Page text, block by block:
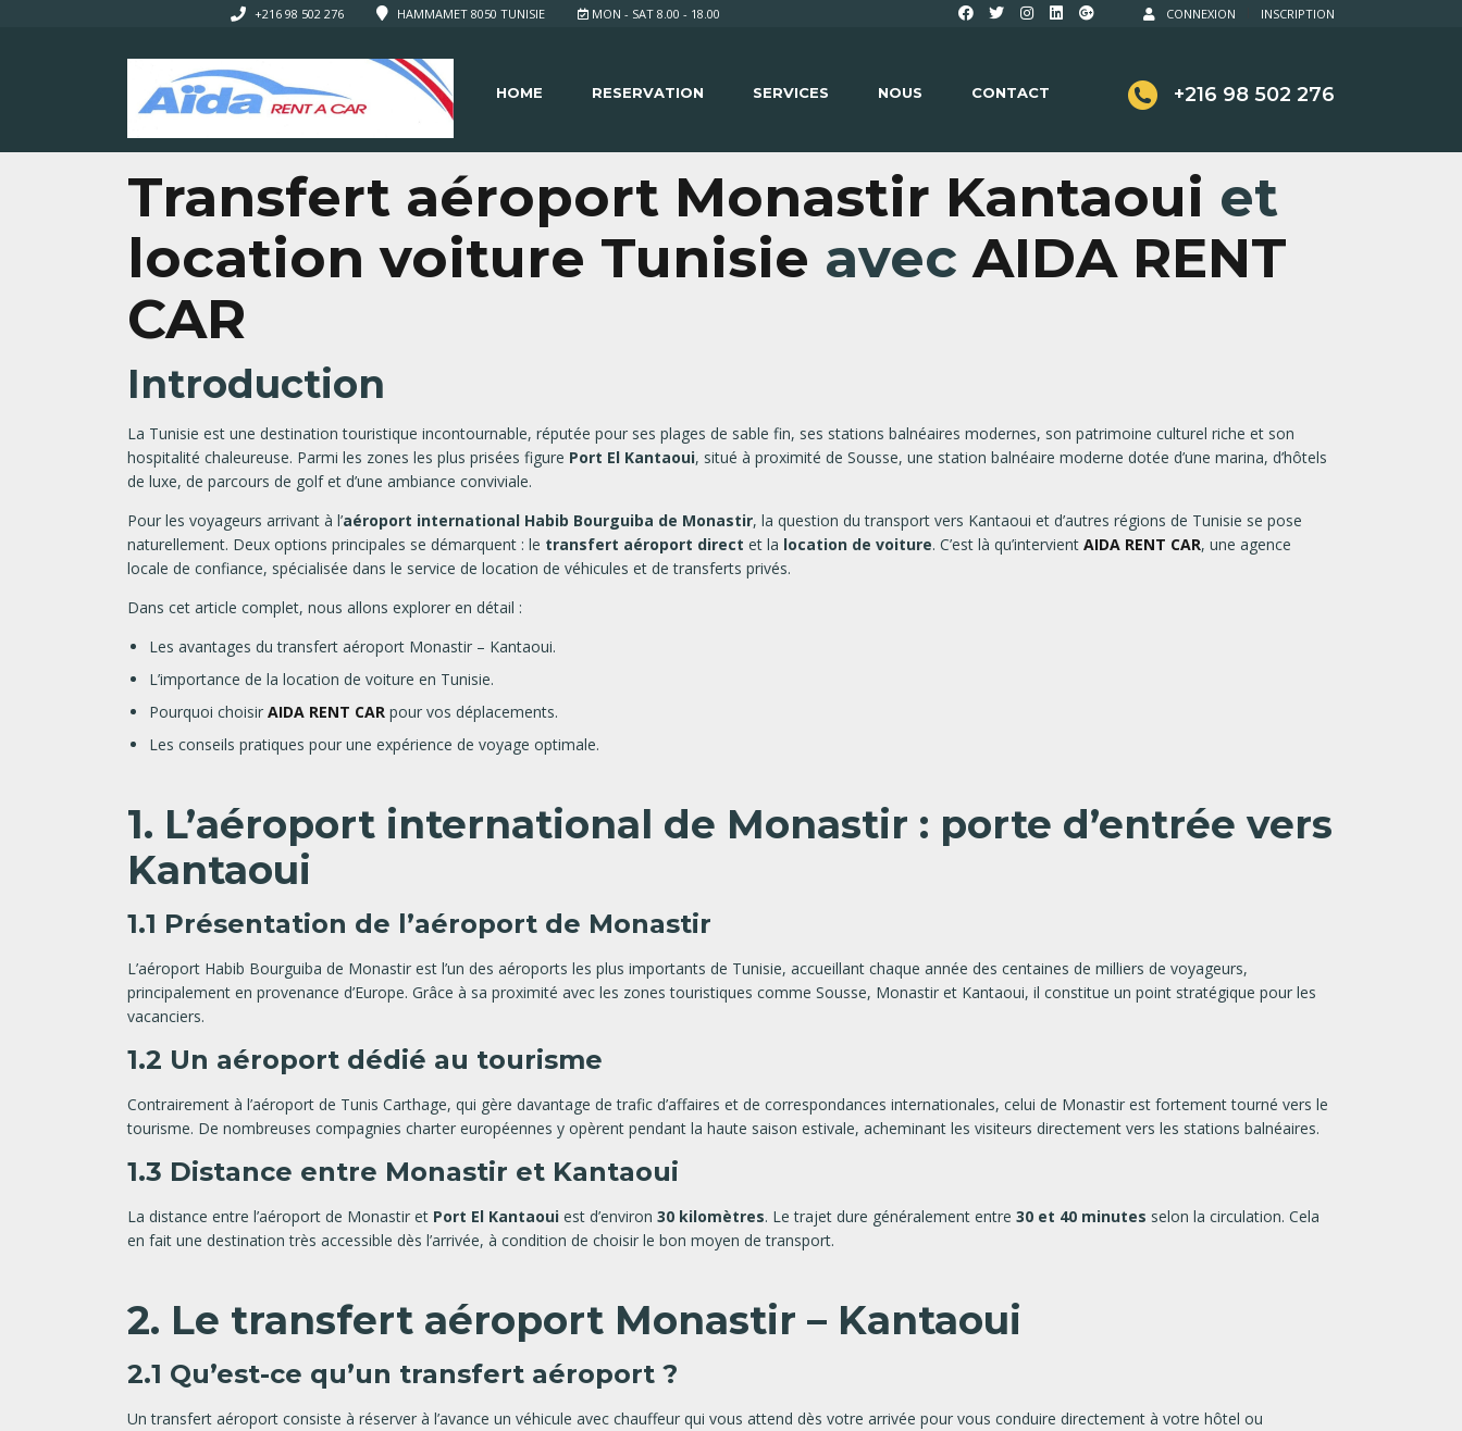
CONNEXION INSCRIPTION
MON - SAT 8.00 - 18.00
HAMMAMET 8050 TUNISIE
+216 98 502 276
+216 98 502 276
HOME RESERVATION SERVICES NOUS CONTACT
Transfert aéroport Monastir Kantaoui et
location voiture Tunisie avecAIDA RENT
CAR
Introduction
La Tunisie est une destination touristique incontournable, réputée pour ses plages de sable fin, ses stations balnéaires modernes, son patrimoine culturel riche et son
hospitalité chaleureuse. Parmi les zones les plus prisées figure Port El Kantaoui, situé à proximité de Sousse, une station balnéaire moderne dotée d’une marina, d’hôtels
de luxe, de parcours de golf et d’une ambiance conviviale.
Pour les voyageurs arrivant à l’aéroport international Habib Bourguiba de Monastir, la question du transport vers Kantaoui et d’autres régions de Tunisie se pose
naturellement. Deux options principales se démarquent : le transfert aéroport direct et la location de voiture. C’est là qu’intervient AIDA RENT CAR, une agence
locale de confiance, spécialisée dans le service de location de véhicules et de transferts privés.
Dans cet article complet, nous allons explorer en détail :
Les avantages du transfert aéroport Monastir – Kantaoui.
L’importance de la location de voiture en Tunisie.
Pourquoi choisir AIDA RENT CAR pour vos déplacements.
Les conseils pratiques pour une expérience de voyage optimale.
1. L’aéroport international de Monastir : porte d’entrée vers
Kantaoui
1.1 Présentation de l’aéroport de Monastir
L’aéroport Habib Bourguiba de Monastir est l’un des aéroports les plus importants de Tunisie, accueillant chaque année des centaines de milliers de voyageurs,
principalement en provenance d’Europe. Grâce à sa proximité avec les zones touristiques comme Sousse, Monastir et Kantaoui, il constitue un point stratégique pour les
vacanciers.
1.2 Un aéroport dédié au tourisme
Contrairement à l’aéroport de Tunis Carthage, qui gère davantage de trafic d’affaires et de correspondances internationales, celui de Monastir est fortement tourné vers le
tourisme. De nombreuses compagnies charter européennes y opèrent pendant la haute saison estivale, acheminant les visiteurs directement vers les stations balnéaires.
1.3 Distance entre Monastir et Kantaoui
La distance entre l’aéroport de Monastir et Port El Kantaoui est d’environ 30 kilomètres. Le trajet dure généralement entre 30 et 40 minutes selon la circulation. Cela
en fait une destination très accessible dès l’arrivée, à condition de choisir le bon moyen de transport.
2. Le transfert aéroport Monastir – Kantaoui
2.1 Qu’est-ce qu’un transfert aéroport ?
Un transfert aéroport consiste à réserver à l’avance un véhicule avec chauffeur qui vous attend dès votre arrivée pour vous conduire directement à votre hôtel ou